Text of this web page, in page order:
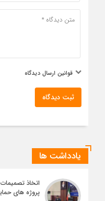
قوانین ارسال دیدگاه
ثبت دیدگاه
یادداشت ها
اتخاذ
پروژه های